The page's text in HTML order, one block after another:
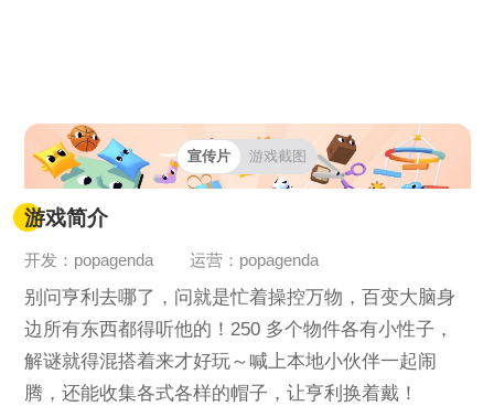
宣传片 游戏截图
游戏简介
开发：popagenda 运营：popagenda
别问亨利去哪了，问就是忙着操控万物，百变大脑身
边所有东西都得听他的！250 多个物件各有小性子，
解谜就得混搭着来才好玩～喊上本地小伙伴一起闹
腾，还能收集各式各样的帽子，让亨利换着戴！